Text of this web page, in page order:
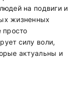
на подвиги и
жизненных
просто
силу воли,
актуальны и